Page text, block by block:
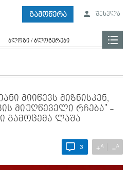
გამოწერა შესვლა
ბლოგი / ბლოგერები
მიიწევს მიზნისკენ,
მიუღწეველი რჩება" -
გამოცემა ლაშა
3 +A −A